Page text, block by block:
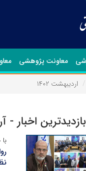
معاونت پژوهشی
اردیبهشت ۱۴۰۲
اخبار -